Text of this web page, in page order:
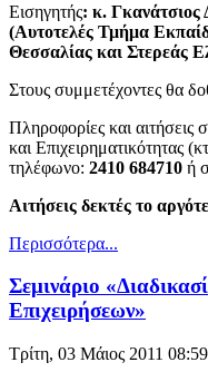
Εισηγητής: κ. Γκανάτσιος
(Αυτοτελές Τμήμα
Θεσσαλίας και Στερεάς
Στους συμμετέχοντες θα
Πληροφορίες και
και Επιχειρηματικότητας
τηλέφωνο: 2410 684710 ή
Αιτήσεις δεκτές το
Περισσότερα...
Σεμινάριο
Επιχειρήσεων»
Τρίτη, 03 Μάιος 2011 08:59